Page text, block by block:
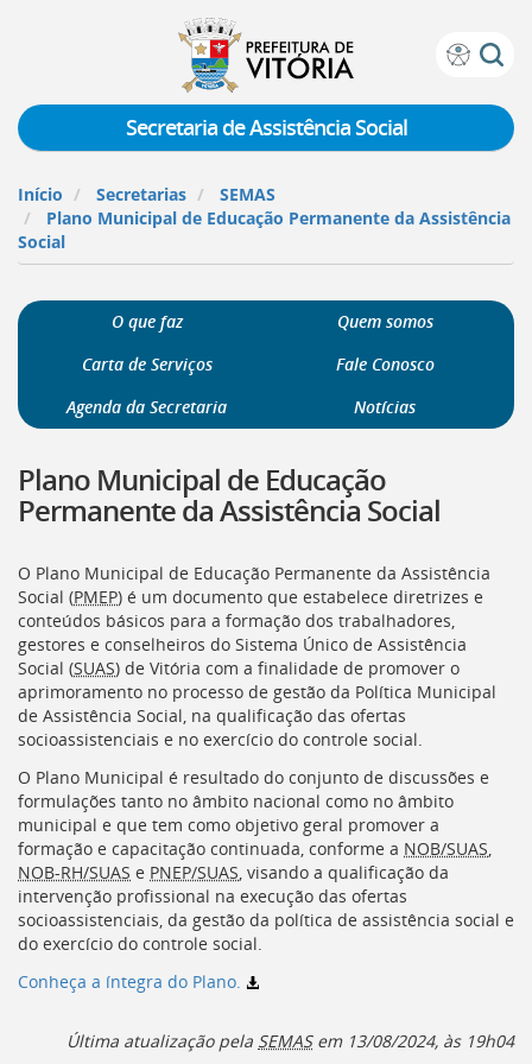
Prefeitura
Vitória
teclado:
para
a
página
de
acessibilidade
para
a
inicial
Portal
Ir
para
o
Portal
de
Serviços
[]
Ir
a
lista
de
secretarias
[]
Ir
para
a
página
Secretaria de Assistência Social
Início Secretarias
SEMAS
Plano Municipal de Educação Permanente da Assistência
Social
O que faz
Quem somos
Carta de Serviços
Fale Conosco
Agenda da Secretaria
Notícias
Plano Municipal de Educação
Permanente da Assistência Social
O Plano Municipal de Educação Permanente da Assistência
Social (PMEP) é um documento que estabelece diretrizes e
conteúdos básicos para a formação dos trabalhadores,
gestores e conselheiros do Sistema Único de Assistência
Social (SUAS) de Vitória com a finalidade de promover o
aprimoramento no processo de gestão da Política Municipal
de Assistência Social, na qualificação das ofertas
socioassistenciais e no exercício do controle social.
O Plano Municipal é resultado do conjunto de discussões e
formulações tanto no âmbito nacional como no âmbito
municipal e que tem como objetivo geral promover a
formação e capacitação continuada, conforme a NOB/SUAS
NOB-RH/SUAS e PNEP/SUAS , visando a qualificação da
intervenção profissional na execução das ofertas
socioassistenciais, da gestão da política de assistência social e
do exercício do controle social.
Conheça a íntegra do Plano.
Última atualização pela SEMASem 13/08/2024, às 19h04